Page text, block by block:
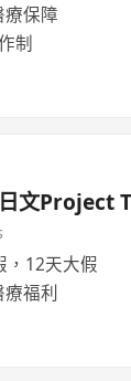
保障
制
穩定大公司 日文
，12天大假
福利